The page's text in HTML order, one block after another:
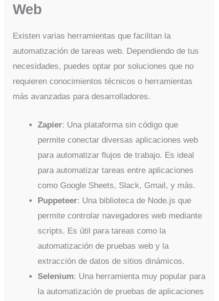
Web
Existen varias herramientas que facilitan la
automatización de tareas web. Dependiendo de tus
necesidades, puedes optar por soluciones que no
requieren conocimientos técnicos o herramientas
más avanzadas para desarrolladores.
Zapier: Una plataforma sin código que
permite conectar diversas aplicaciones web
para automatizar flujos de trabajo. Es ideal
para automatizar tareas entre aplicaciones
como Google Sheets, Slack, Gmail, y más.
Puppeteer: Una biblioteca de Node.js que
permite controlar navegadores web mediante
scripts. Es útil para tareas como la
automatización de pruebas web y la
extracción de datos de sitios dinámicos.
Selenium: Una herramienta muy popular para
la automatización de pruebas de aplicaciones